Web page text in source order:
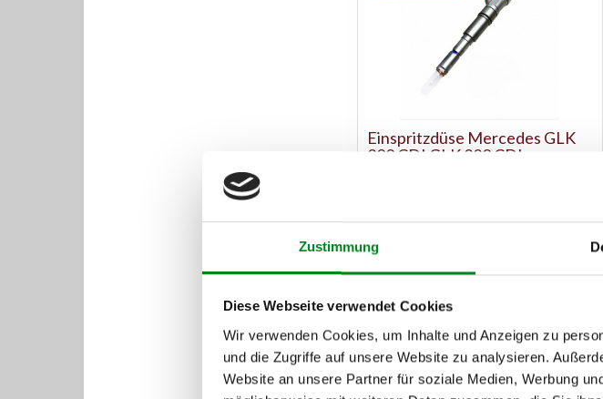
Zustimmung
Diese Webseite verwendet Cookies
Wir verwenden Cookies, um Inhalte und Anzeigen zu
und die Zugriffe auf unsere Website zu analysieren.
Website an unsere Partner für soziale Medien, Werbung
Einspritzdüse Mercedes GLK
200 CDI GLK 220 CDI
Artikel-Nr.: AT6510587
169,00 €
Austauschteil, Kaution: 50,00 €
Zum Produkt